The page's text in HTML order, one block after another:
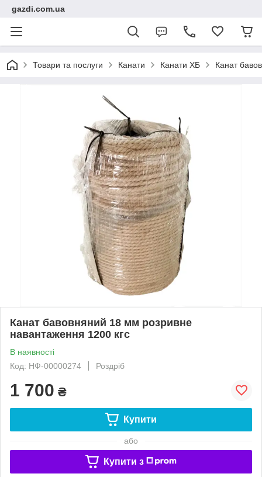
gazdi.com.ua
Товари та послуги Канати Канати ХБ Канат
Канат бавовняний 18 мм розривне
навантаження 1200 кгс
В наявності
Код: НФ-00000274
Роздріб
1 700 ₴
Купити
або
Купити з